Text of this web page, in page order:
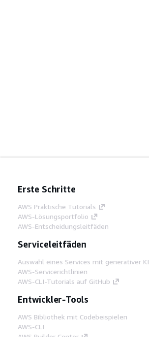
Erste Schritte
AWS Praktische Tutorials
AWS-Lösungsportfolio
AWS-Entscheidungsleitfäden
Serviceleitfäden
Auswahl eines Services mit generativer KI
AWS-Servicerichtlinien
AWS-CLI-Tutorials auf GitHub
Entwickler-Tools
AWS Bibliothek mit Codebeispielen
AWS-CLI
AWS Builder Center